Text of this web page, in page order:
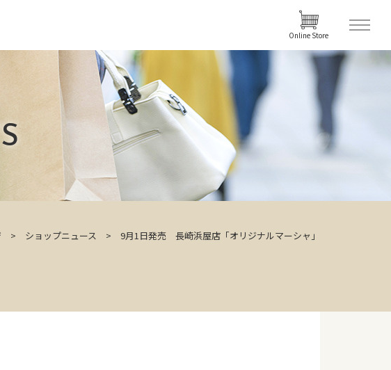
Online Store
ショップニュース 9月1日発売 長崎浜屋店「オリジナルマーシャ」